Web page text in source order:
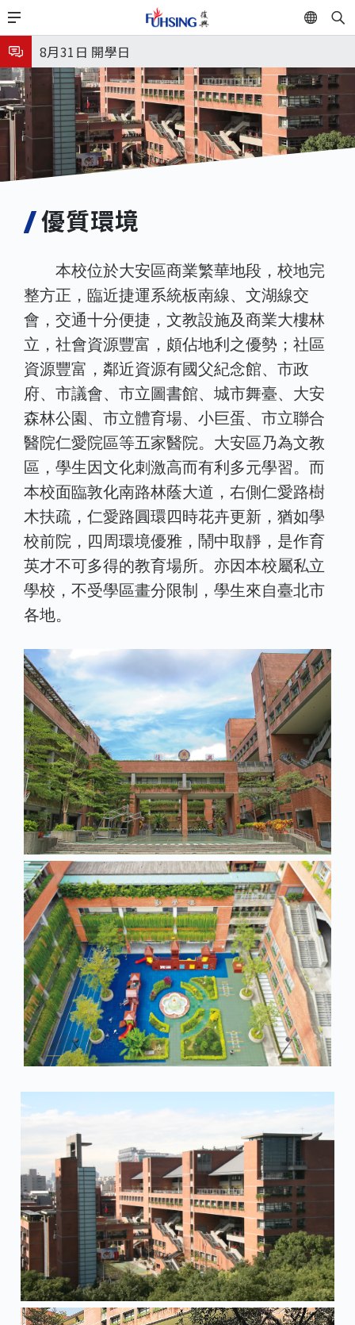
移
至
主
內
容
EN
臺北市2026城鎮韌性(防空)演習訂於8月13日(四) 14
時30分至15時實施，全市人、車及各場所均須配合管
制與避難演練，以免受罰。
8月31日 開學日
🎉🎉🎉狂賀! 12望蘇同學榮錄MIT麻省理工學院，本校
連續兩年錄取世界第一學府！
優質環境
本校位於大安區商業繁華地段，校地完
整方正，臨近捷運系統板南線、文湖線交
會，交通十分便捷，文教設施及商業大樓林
立，社會資源豐富，頗佔地利之優勢；社區
資源豐富，鄰近資源有國父紀念館、市政
府、市議會、市立圖書館、城市舞臺、大安
森林公園、市立體育場、小巨蛋、市立聯合
醫院仁愛院區等五家醫院。大安區乃為文教
區，學生因文化刺激高而有利多元學習。而
本校面臨敦化南路林蔭大道，右側仁愛路樹
木扶疏，仁愛路圓環四時花卉更新，猶如學
校前院，四周環境優雅，鬧中取靜，是作育
英才不可多得的教育場所。亦因本校屬私立
學校，不受學區畫分限制，學生來自臺北市
各地。